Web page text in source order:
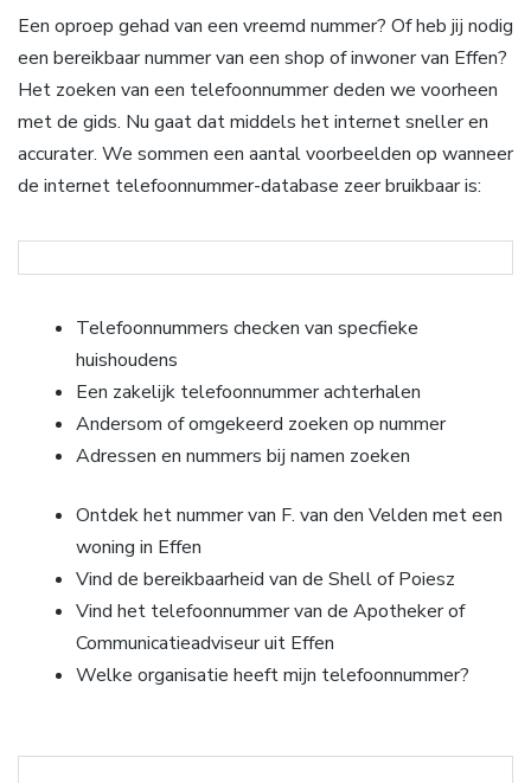
Een oproep gehad van een vreemd nummer? Of heb jij nodig
een bereikbaar nummer van een shop of inwoner van Effen?
Het zoeken van een telefoonnummer deden we voorheen
met de gids. Nu gaat dat middels het internet sneller en
accurater. We sommen een aantal voorbeelden op wanneer
de internet telefoonnummer-database zeer bruikbaar is:
Telefoonnummers checken van specfieke
huishoudens
Een zakelijk telefoonnummer achterhalen
Andersom of omgekeerd zoeken op nummer
Adressen en nummers bij namen zoeken
Ontdek het nummer van F. van den Velden met een
woning in Effen
Vind de bereikbaarheid van de Shell of Poiesz
Vind het telefoonnummer van de Apotheker of
Communicatieadviseur uit Effen
Welke organisatie heeft mijn telefoonnummer?